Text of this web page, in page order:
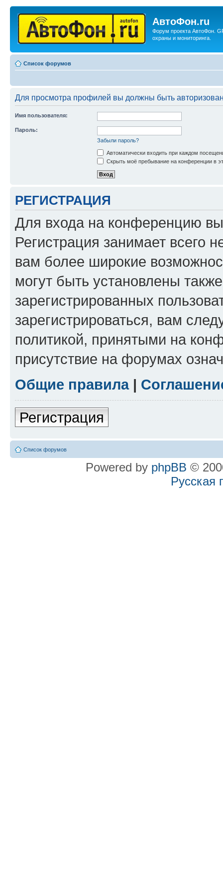
АвтоФон.ru
Форум проекта АвтоФон.
охраны и мониторинга.
Список форумов
Для просмотра профилей вы должны быть
Имя пользователя:
Пароль:
Забыли пароль?
Автоматически входить при каждом
Скрыть моё пребывание на конференции в
РЕГИСТРАЦИЯ
Для входа на конференцию
Регистрация занимает всего
вам более широкие
могут быть установлены
зарегистрированных
зарегистрироваться, вам
политикой, принятыми на
присутствие на форумах
Общие правила|
Регистрация
Список форумов
Powered by phpBB ©
Русская